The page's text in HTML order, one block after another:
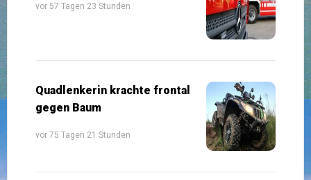
vor 57 Tagen 23 Stunden
Quadlenkerin krachte frontal
gegen Baum
vor 75 Tagen 21 Stunden